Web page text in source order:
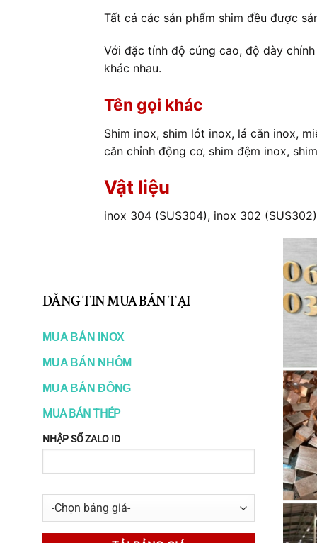
Tất cả các sản phẩm shim đều được
Với đặc tính độ cứng cao, độ dày
khác nhau.
Tên gọi khác
Shim inox, shim lót inox, lá căn inox,
căn chỉnh động cơ, shim đệm inox,
Vật liệu
inox 304 (SUS304), inox 302
Lá căn inox 0.05mm x 152mm x
Lá căn inox 0.05mm x 305mm x
Ngoài ra chúng tôi còn có shim
Xuất xứ
Accushim Mỹ (USA), Hàn Quốc.
Ứng dụng của lá căn inox
Dùng làm miếng chêm lót khe hở
S ử dụng rộng rãi cho các công việc
ăn chỉnh
ĐĂNG TIN MUA BÁN TẠI
MUA BÁN INOX
MUA BÁN NHÔM
MUA BÁN ĐỒNG
MUA BÁN THÉP
NHẬP SỐ ZALO ID